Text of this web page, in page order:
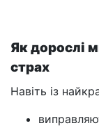
Як дорослі
страх
Навіть із